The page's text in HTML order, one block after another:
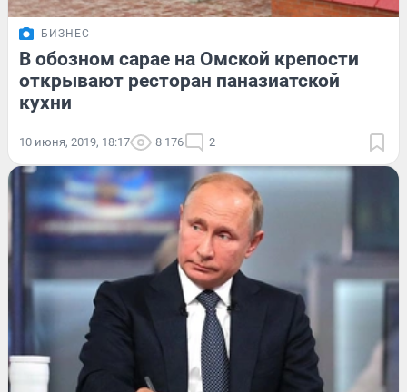
БИЗНЕС
В обозном сарае на Омской крепости
открывают ресторан паназиатской
кухни
10 июня, 2019, 18:17 8 176 2